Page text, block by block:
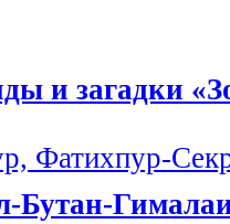
и загадки
Фатихпур-
Бутан-